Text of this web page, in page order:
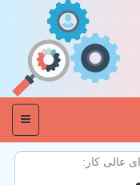
منو
عالی كار: